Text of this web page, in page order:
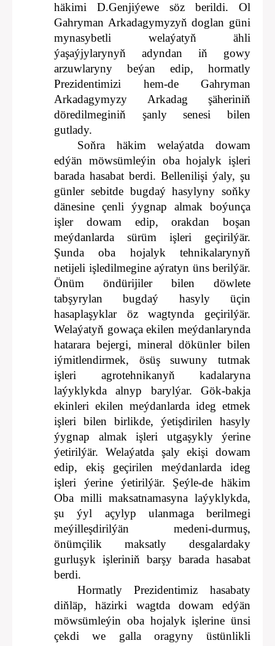
häkimi D.Genjiýewe söz berildi. Ol
Gahryman Arkadagymyzyň doglan güni
mynasybetli welaýatyň ähli
ýaşaýjylarynyň adyndan iň gowy
arzuwlaryny beýan edip, hormatly
Prezidentimizi hem-de Gahryman
Arkadagymyzy Arkadag şäheriniň
döredilmeginiň şanly senesi bilen
gutlady.
Soňra häkim welaýatda dowam
edýän möwsümleýin oba hojalyk işleri
barada hasabat berdi. Bellenilişi ýaly, şu
günler sebitde bugdaý hasylyny soňky
dänesine çenli ýygnap almak boýunça
işler dowam edip, orakdan boşan
meýdanlarda sürüm işleri geçirilýär.
Şunda oba hojalyk tehnikalarynyň
netijeli işledilmegine aýratyn üns berilýär.
Önüm öndürijiler bilen döwlete
tabşyrylan bugdaý hasyly üçin
hasaplaşyklar öz wagtynda geçirilýär.
Welaýatyň gowaça ekilen meýdanlarynda
hatarara bejergi, mineral dökünler bilen
iýmitlendirmek, ösüş suwuny tutmak
işleri agrotehnikanyň kadalaryna
laýyklykda alnyp barylýar. Gök-bakja
ekinleri ekilen meýdanlarda ideg etmek
işleri bilen birlikde, ýetişdirilen hasyly
ýygnap almak işleri utgaşykly ýerine
ýetirilýär. Welaýatda şaly ekişi dowam
edip, ekiş geçirilen meýdanlarda ideg
işleri ýerine ýetirilýär. Şeýle-de häkim
Oba milli maksatnamasyna laýyklykda,
şu ýyl açylyp ulanmaga berilmegi
meýilleşdirilýän medeni-durmuş,
önümçilik maksatly desgalardaky
gurluşyk işleriniň barşy barada hasabat
berdi.
Hormatly Prezidentimiz hasabaty
diňläp, häzirki wagtda dowam edýän
möwsümleýin oba hojalyk işlerine ünsi
çekdi we galla oragyny üstünlikli